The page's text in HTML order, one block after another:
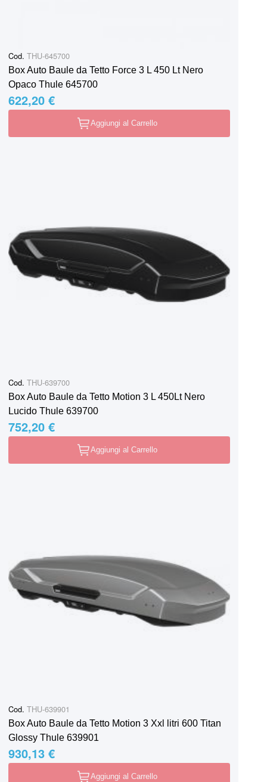
Cod. THU-645700
Box Auto Baule da Tetto Force 3 L 450 Lt Nero
Opaco Thule 645700
622,20 €
Aggiungi al Carrello
Cod. THU-639700
Box Auto Baule da Tetto Motion 3 L 450Lt Nero
Lucido Thule 639700
752,20 €
Aggiungi al Carrello
Cod. THU-639901
Box Auto Baule da Tetto Motion 3 Xxl litri 600 Titan
Glossy Thule 639901
930,13 €
Aggiungi al Carrello